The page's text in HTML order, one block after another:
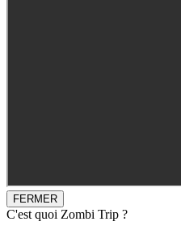
FERMER
C'est quoi Zombi Trip ?